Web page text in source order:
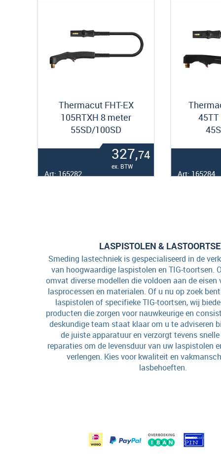
Thermacut FHT-EX
105RTXH 8 meter
55SD/100SD
327,74
ex. BTW
Art: 165282 Art: 165284
LASPISTOLEN &
Smeding lastechniek is gespecialiseerd in de
van hoogwaardige laspistolen en TIG-toortsen.
omvat diverse modellen die voldoen aan de eisen
lasprocessen en materialen. Of u nu op zoek
laspistolen of specifieke TIG-toortsen, wij
producten die zorgen voor nauwkeurige en
deskundige team staat klaar om u te adviseren
de juiste apparatuur en verzorgt tevens
reparaties om de levensduur van uw laspistolen
verlengen. Kies voor kwaliteit en
lasbehoeften.